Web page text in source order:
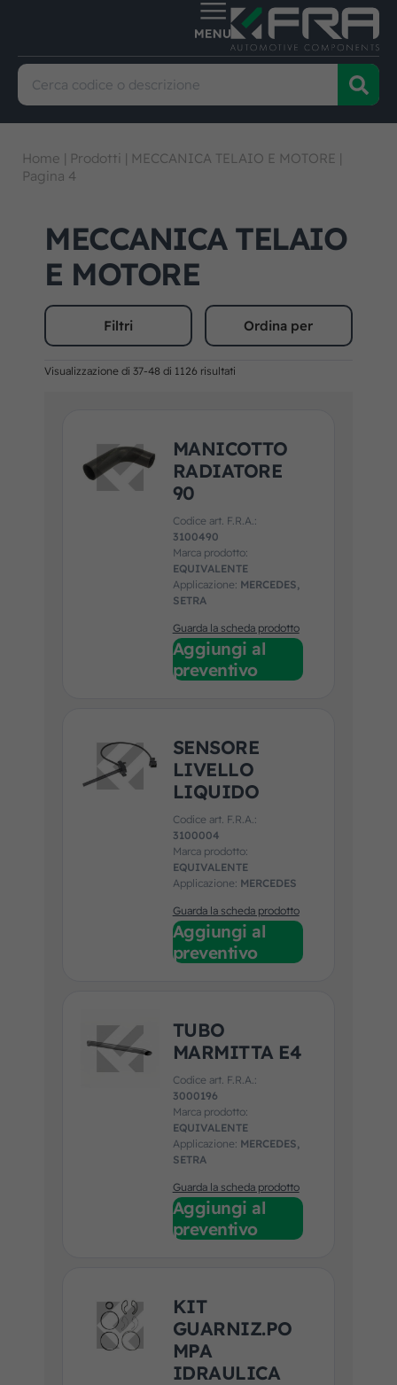
Home | Prodotti | MECCANICA TELAIO E MOTORE |
Pagina 4
MECCANICA TELAIO
E MOTORE
Filtri Ordina per
Visualizzazione di 37-48 di 1126 risultati
MANICOTTO
RADIATORE
90
Codice art. F.R.A.:
3100490
Marca prodotto:
EQUIVALENTE
Applicazione: MERCEDES,
SETRA
Guarda la scheda prodotto
Aggiungi al
preventivo
SENSORE
LIVELLO
LIQUIDO
Codice art. F.R.A.:
3100004
Marca prodotto:
EQUIVALENTE
Applicazione: MERCEDES
Guarda la scheda prodotto
Aggiungi al
preventivo
TUBO
MARMITTA E4
Codice art. F.R.A.:
3000196
Marca prodotto:
EQUIVALENTE
Applicazione: MERCEDES,
SETRA
Guarda la scheda prodotto
Aggiungi al
preventivo
KIT
GUARNIZ.PO
MPA
IDRAULICA